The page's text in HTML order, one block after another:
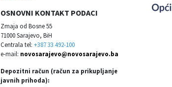
OSNOVNI KONTAKT PODACI
Zmaja od Bosne 55
71000 Sarajevo, BiH
Centrala tel: +387 33 492-100
e-mail: novosarajevo@novosarajevo.ba
Depozitni račun (račun za prikupljanje
javnih prihoda):